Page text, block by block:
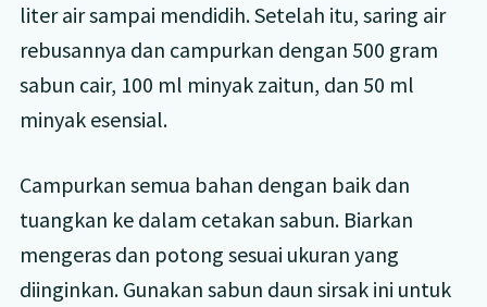
liter air sampai mendidih. Setelah itu, saring air
rebusannya dan campurkan dengan 500 gram
sabun cair, 100 ml minyak zaitun, dan 50 ml
minyak esensial.
Campurkan semua bahan dengan baik dan
tuangkan ke dalam cetakan sabun. Biarkan
mengeras dan potong sesuai ukuran yang
diinginkan. Gunakan sabun daun sirsak ini untuk